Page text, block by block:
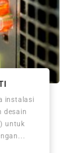
instalasi
desain
untuk